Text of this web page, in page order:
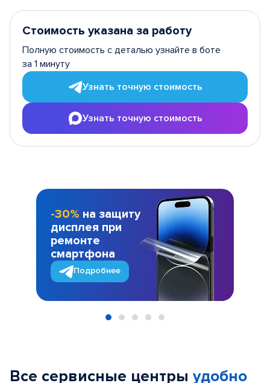
Стоимость указана за работу
Полную стоимость с деталью узнайте в боте
за 1 минуту
Узнать точную стоимость
Узнать точную стоимость
-30% на защиту
дисплея при
ремонте
смартфона
Подробнее
Все сервисные центры удобно